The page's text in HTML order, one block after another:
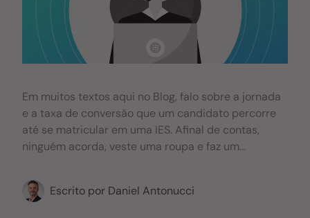
Em muitos textos aqui no Blog, falo sobre a jornada
e a taxa de conversão que um candidato percorre
até se matricular em uma IES. Afinal de contas,
ninguém acorda, veste uma roupa e faz um
mesmo? Existem fases como a descoberta da
necessidade, processo de decisão, processo
Escrito por Daniel Antonucci